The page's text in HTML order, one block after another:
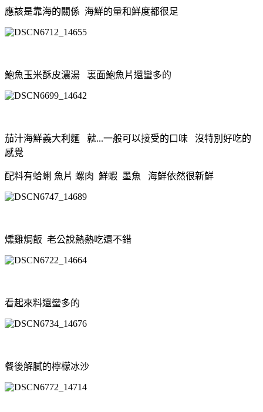
應該是靠海的關係 海鮮的量和鮮度都很足
鮑魚玉米酥皮濃湯 裏面鮑魚片還蠻多的
茄汁海鮮義大利麵 就...一般可以接受的口味 沒特別好吃的
感覺
配料有蛤蜊 魚片 螺肉 鮮蝦 墨魚 海鮮依然很新鮮
燻雞焗飯 老公說熱熱吃還不錯
看起來料還蠻多的
餐後解膩的檸檬冰沙